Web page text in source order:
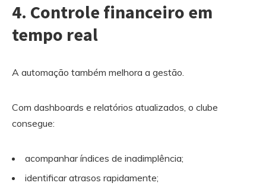
4. Controle financeiro em
tempo real
A automação também melhora a gestão.
Com dashboards e relatórios atualizados, o clube
consegue:
acompanhar índices de inadimplência;
identificar atrasos rapidamente;